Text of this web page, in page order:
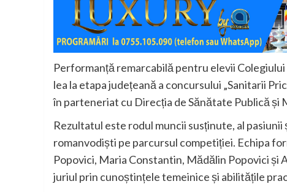
Performanță remarcabilă pentru elevii Colegiului
lea la etapa județeană a concursului „Sanitarii
în parteneriat cu Direcția de Sănătate Publicăși
Rezultatul este rodul muncii susținute, al
romanvodiști pe parcursul competiției. Echipa
Popovici, Maria Constantin, Mădălin Popovici și
juriul prin cunoștințele temeinice și abilitățile